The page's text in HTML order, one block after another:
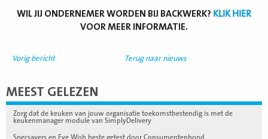
WIL JIJ ONDERNEMER WORDEN BIJ BACKWERK? KLIK HIER
VOOR MEER INFORMATIE.
Vorig bericht Terug naar nieuws
MEEST GELEZEN
Zorg dat de keuken van jouw organisatie toekomstbestendig is met de
keukenmanager module van SimplyDelivery
Specsavers en Eye Wish beste getest door Consumentenbond